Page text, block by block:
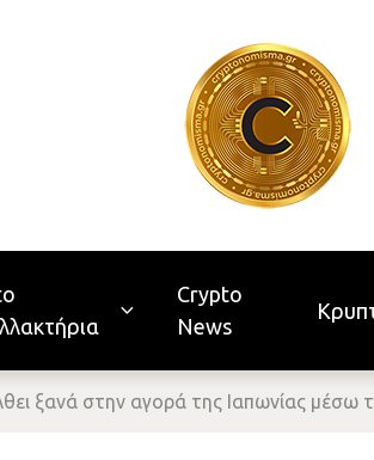
Crypto
News
ξανά στην αγορά της Ιαπωνίας μέσω